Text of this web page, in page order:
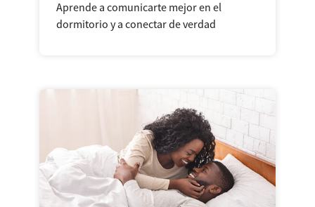
Aprende a comunicarte mejor en el
dormitorio y a conectar de verdad